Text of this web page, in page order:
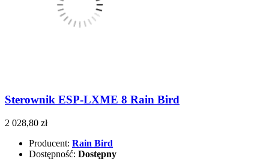
Sterownik ESP-LXME 8 Rain Bird
2 028,80 zł
Producent: Rain Bird
Dostępność: Dostępny